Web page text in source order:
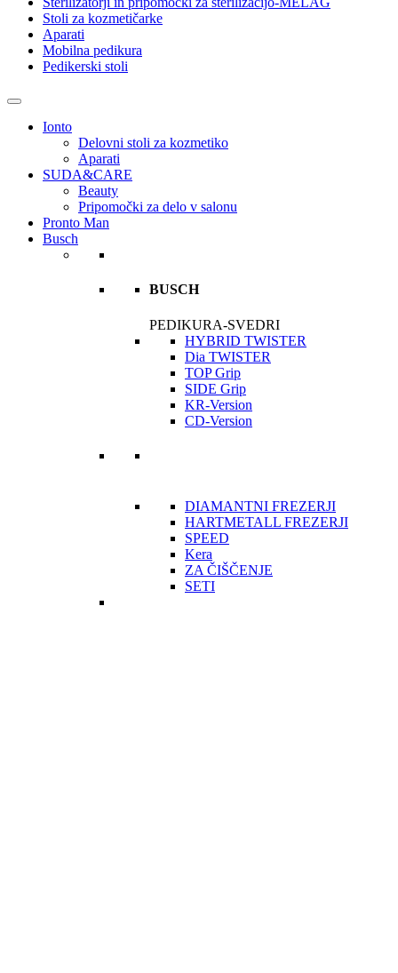
Stoli za kozmetičarke
Aparati
Mobilna pedikura
Pedikerski stoli
Ionto
Delovni stoli za kozmetiko
Aparati
SUDA&CARE
Beauty
Pripomočki za delo v salonu
Pronto Man
Busch
BUSCH
PEDIKURA-SVEDRI
HYBRID TWISTER
Dia TWISTER
TOP Grip
SIDE Grip
KR-Version
CD-Version
DIAMANTNI FREZERJI
HARTMETALL FREZERJI
SPEED
Kera
ZA ČIŠČENJE
SETI